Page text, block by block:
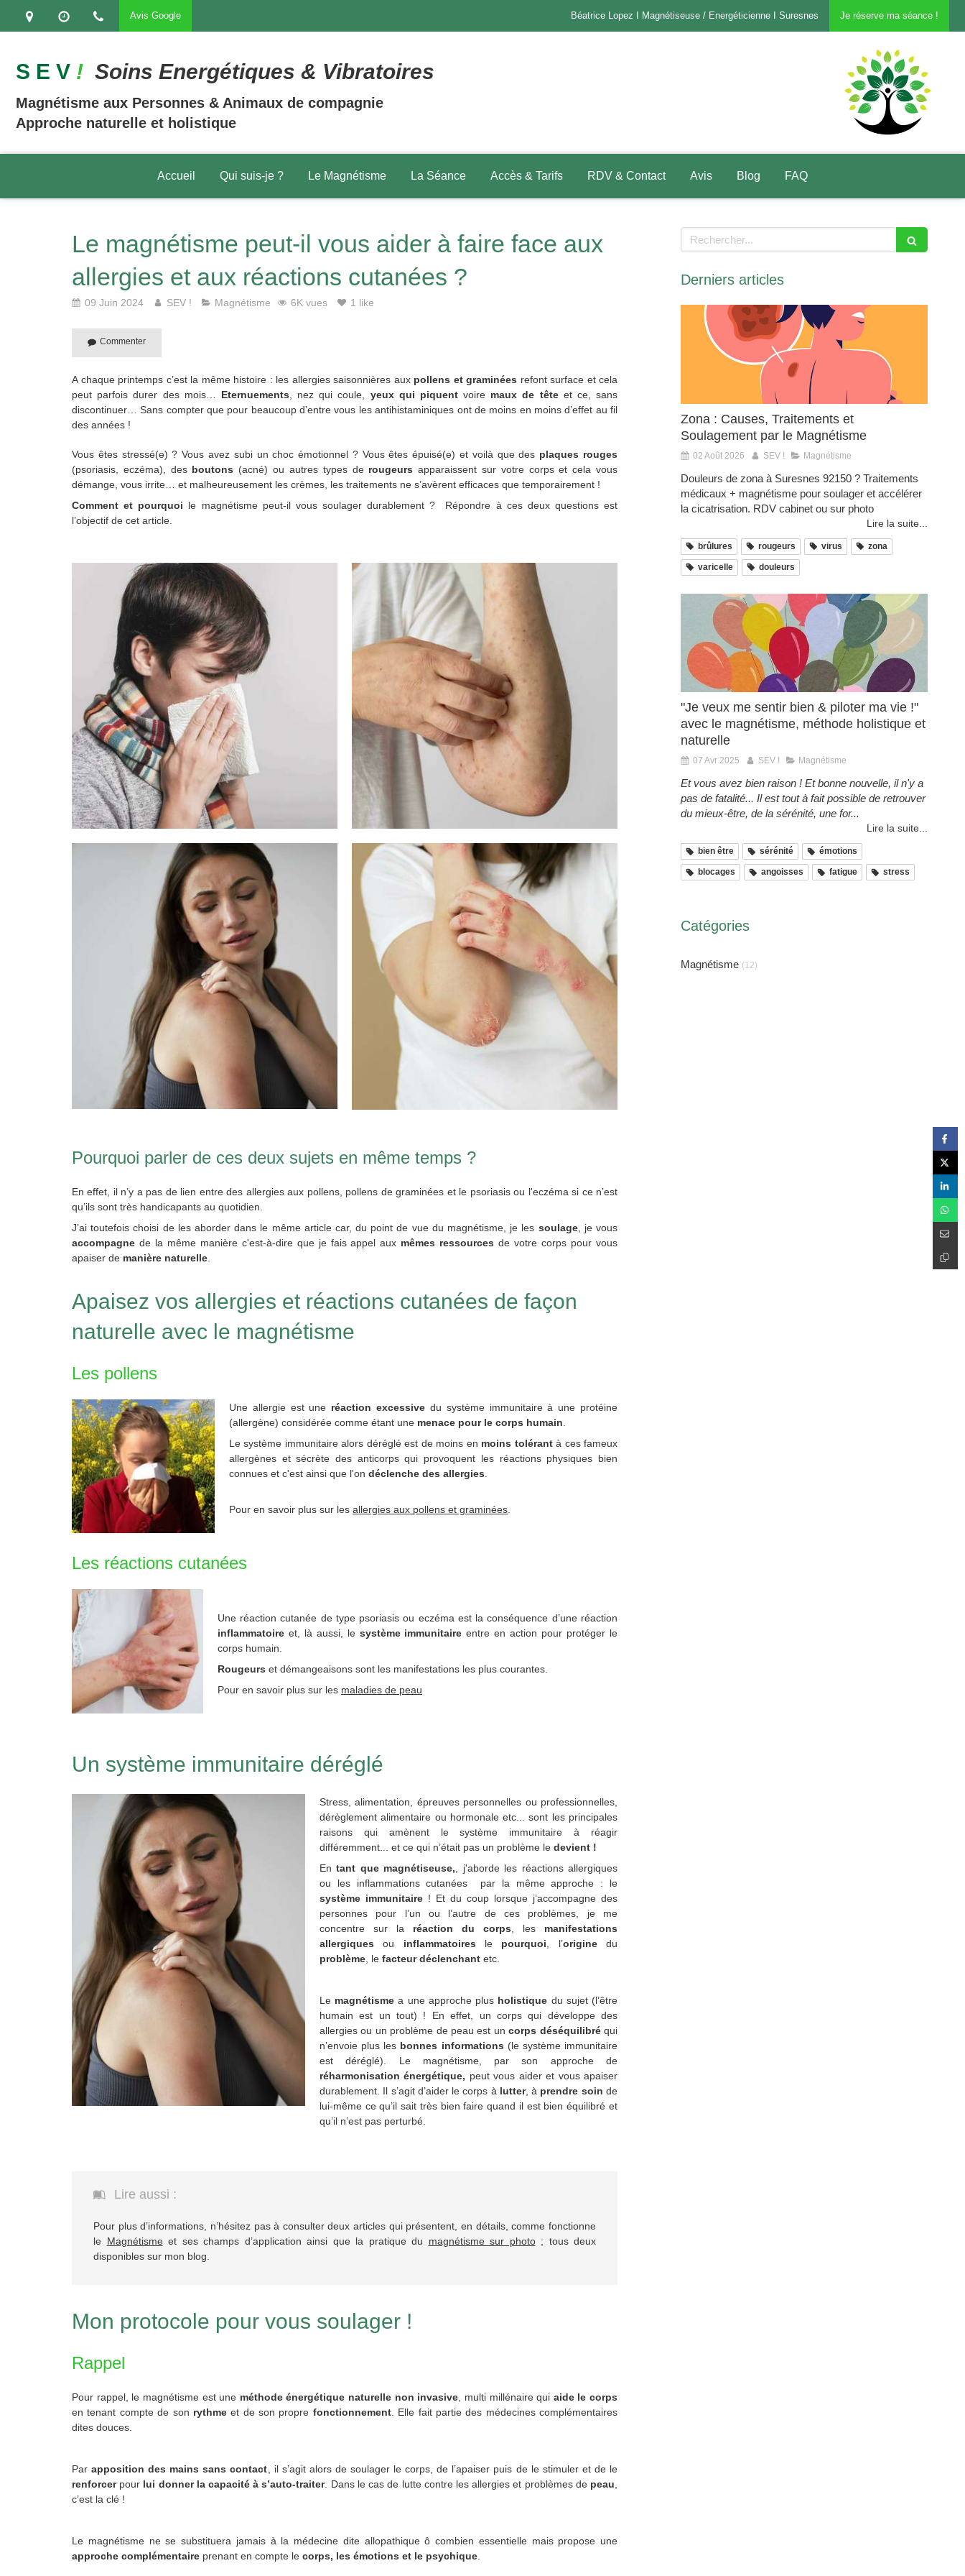
Avis Google Je réserve ma séance !
Béatrice Lopez I Magnétiseuse / Energéticienne I Suresnes
S E V ! Soins Energétiques & Vibratoires
Magnétisme aux Personnes & Animaux de compagnie
Approche naturelle et holistique
Accueil Qui suis-je ? Le Magnétisme La Séance Accès & Tarifs RDV & Contact Avis Blog FAQ
Le magnétisme peut-il vous aider à faire face aux
allergies et aux réactions cutanées ?
09 Juin 2024 SEV ! Magnétisme 6K vues 1 like
Commenter
A chaque printemps c’est la même histoire : les allergies saisonnières aux pollens et graminées refont surface et cela
peut parfois durer des mois… Eternuements , nez qui coule, yeux qui piquentvoire maux de têteet ce, sans
discontinuer… Sans compter que pour beaucoup d’entre vous les antihistaminiques ont de moins en moins d’effet au fil
des années !
Vous êtes stressé(e) ? Vous avez subi un choc émotionnel ? Vous êtes épuisé(e) et voilà que des plaques rouges
(psoriasis, eczéma), des boutons (acné) ou autres types de rougeurs apparaissent sur votre corps et cela vous
démange, vous irrite… et malheureusement les crèmes, les traitements ne s’avèrent efficaces que temporairement !
Comment et pourquoi le magnétisme peut-il vous soulager durablement ? Répondre à ces deux questions est
l’objectif de cet article.
Pourquoi parler de ces deux sujets en même temps ?
En effet, il n’y a pas de lien entre des allergies aux pollens, pollens de graminées et le psoriasis ou l'eczéma si ce n’est
qu’ils sont très handicapants au quotidien.
J’ai toutefois choisi de les aborder dans le même article car, du point de vue du magnétisme, je les soulage, je vous
accompagne de la même manière c'est-à-dire que je fais appel aux mêmes ressources de votre corps pour vous
apaiser de manière naturelle.
Apaisez vos allergies et réactions cutanées de façon
naturelle avec le magnétisme
Les pollens
Une allergie est une réaction excessive du système immunitaire à une protéine
(allergène) considérée comme étant une menace pour le corps humain.
Le système immunitaire alors déréglé est de moins en moins tolérantà ces fameux
allergènes et sécrète des anticorps qui provoquent les réactions physiques bien
connues et c'est ainsi que l'on déclenche des allergies.
Pour en savoir plus sur les allergies aux pollens et graminées.
Les réactions cutanées
Une réaction cutanée de type psoriasis ou eczéma est la conséquence d’une réaction
inflammatoire et, là aussi, le système immunitaire entre en action pour protéger le
corps humain.
Rougeurs et démangeaisons sont les manifestations les plus courantes.
Pour en savoir plus sur les maladies de peau
Un système immunitaire déréglé
Stress, alimentation, épreuves personnelles ou professionnelles,
dérèglement alimentaire ou hormonale etc... sont les principales
raisons qui amènent le système immunitaire à réagir
différemment... et ce qui n’était pas un problème le devient !
Entant que magnétiseuse,, j'aborde les réactions allergiques
ou les inflammations cutanées par la même approche : le
système immunitaire ! Et du coup lorsque j’accompagne des
personnes pour l’un ou l’autre de ces problèmes, je me
concentre sur la réaction du corps, les manifestations
allergiques ou inflammatoires le pourquoi, l’originedu
problème, le facteur déclenchant etc.
Le magnétisme a une approche plus holistique du sujet (l’être
humain est un tout) ! En effet, un corps qui développe des
allergies ou un problème de peau est uncorps déséquilibréqui
n’envoie plus les bonnes informations (le système immunitaire
est déréglé). Le magnétisme, par son approche de
réharmonisation énergétique, peut vous aider et vous apaiser
durablement. Il s’agit d’aider le corps à lutter, à prendre soin de
lui-même ce qu’il sait très bien faire quand il est bien équilibré et
qu’il n’est pas perturbé.
Lire aussi :
Pour plus d’informations, n’hésitez pas à consulter deux articles qui présentent, en détails, comme fonctionne
le Magnétismeet ses champs d’application ainsi que la pratique du magnétisme sur photo; tous deux
disponibles sur mon blog.
Mon protocole pour vous soulager !
Rappel
Pour rappel, le magnétisme est une méthode énergétique naturelle non invasive, multi millénaire qui aide le corps
en tenant compte de son rythmeet de son propre fonctionnement. Elle fait partie des médecines complémentaires
dites douces.
Parapposition des mains sans contact, il s’agit alors de soulager le corps, de l’apaiser puis de le stimuler et de le
renforcerpour lui donner la capacité à s’auto-traiter. Dans le cas de lutte contre les allergies et problèmes de peau,
c’est la clé !
Le magnétisme ne se substituera jamais à la médecine dite allopathique ô combien essentielle mais propose une
approche complémentaire prenant en compte le corps, les émotions et le psychique.
Rechercher
Derniers articles
Zona : Causes, Traitements et
Soulagement par le Magnétisme
02 Août 2026 SEV ! Magnétisme
Douleurs de zona à Suresnes 92150 ? Traitements
médicaux + magnétisme pour soulager et accélérer
la cicatrisation. RDV cabinet ou sur photo
Lire la suite...
brûlures rougeurs virus zona
varicelle douleurs
"Je veux me sentir bien & piloter ma vie !"
avec le magnétisme, méthode holistique et
naturelle
07 Avr 2025 SEV ! Magnétisme
Et vous avez bien raison ! Et bonne nouvelle, il n'y a
pas de fatalité... Il est tout à fait possible de retrouver
du mieux-être, de la sérénité, une for...
Lire la suite...
bien être sérénité émotions
blocages angoisses fatigue stress
Catégories
Magnétisme (12)